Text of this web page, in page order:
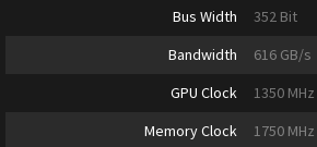
Bus Width
352 Bit
Bandwidth
616 GB/s
GPU Clock
1350 MHz
Memory Clock
1750 MHz